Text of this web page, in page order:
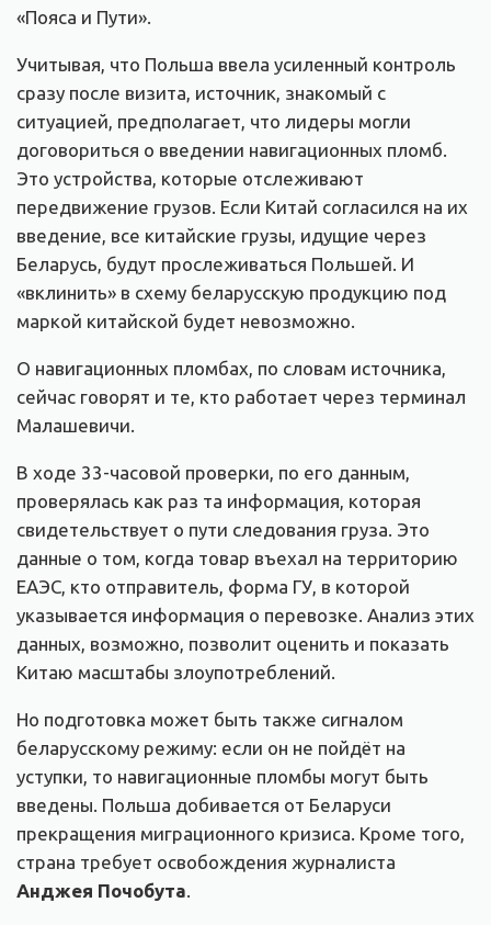
«Пояса и Пути».
Учитывая, что Польша ввела усиленный контроль
сразу после визита, источник, знакомый с
ситуацией, предполагает, что лидеры могли
договориться о введении навигационных пломб.
Это устройства, которые отслеживают
передвижение грузов. Если Китай согласился на их
введение, все китайские грузы, идущие через
Беларусь, будут прослеживаться Польшей. И
«вклинить» в схему беларусскую продукцию под
маркой китайской будет невозможно.
О навигационных пломбах, по словам источника,
сейчас говорят и те, кто работает через терминал
Малашевичи.
В ходе 33-часовой проверки, по его данным,
проверялась как раз та информация, которая
свидетельствует о пути следования груза. Это
данные о том, когда товар въехал на территорию
ЕАЭС, кто отправитель, форма ГУ, в которой
указывается информация о перевозке. Анализ этих
данных, возможно, позволит оценить и показать
Китаю масштабы злоупотреблений.
Но подготовка может быть также сигналом
беларусскому режиму: если он не пойдёт на
уступки, то навигационные пломбы могут быть
введены. Польша добивается от Беларуси
прекращения миграционного кризиса. Кроме того,
страна требует освобождения журналиста
Анджея Почобута.